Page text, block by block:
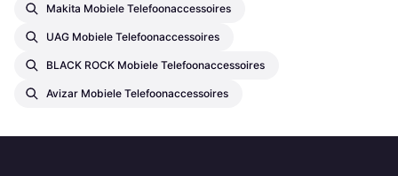
Makita Mobiele Telefoonaccessoires
UAG Mobiele Telefoonaccessoires
BLACK ROCK Mobiele Telefoonaccessoires
Avizar Mobiele Telefoonaccessoires